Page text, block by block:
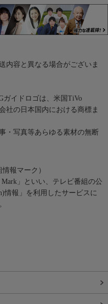
内容と異なる場合がございま
ガイドロゴは、米国TiVo
社の日本国内における商標ま
・写真等あらゆる素材の無断
報マーク）
」といい、テレビ番組の公
情報」を利用したサービスに